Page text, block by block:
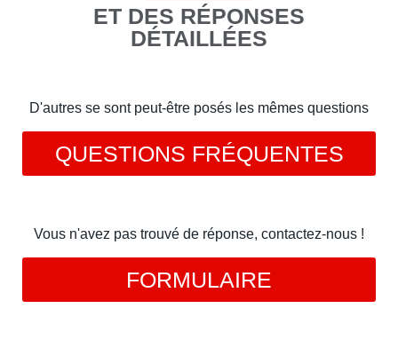
ET DES RÉPONSES
DÉTAILLÉES
D'autres se sont peut-être posés les mêmes questions
QUESTIONS FRÉQUENTES
Vous n'avez pas trouvé de réponse, contactez-nous !
FORMULAIRE